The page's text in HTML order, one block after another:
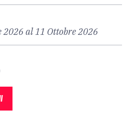
2026 al 11 Ottobre 2026